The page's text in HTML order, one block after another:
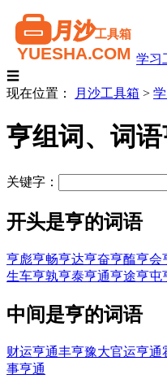
学习
☰
现在位置：
月沙工具箱 >
亨组词、词
关键字：
开头是亨的词语
亨彪亨畅亨达亨奋亨醢亨会
生车亨孰亨泰亨通亨途亨屯
中间是亨的词语
财运亨通丰亨豫大官运亨通
事亨通